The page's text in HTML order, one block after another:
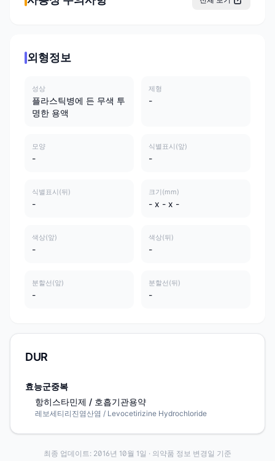
외형정보
성상
플라스틱병에 든 무색 투
명한 용액
제형
-
모양
-
식별표시(앞)
-
식별표시(뒤)
-
크기(mm)
- x - x -
색상(앞)
-
색상(뒤)
-
분할선(앞)
-
분할선(뒤)
-
DUR
효능군중복
항히스타민제 / 호흡기관용약
레보세티리진염산염 / Levocetirizine Hydrochloride
최종 업데이트: 2016년 10월 1일 · 의약품 정보 변경일 기준